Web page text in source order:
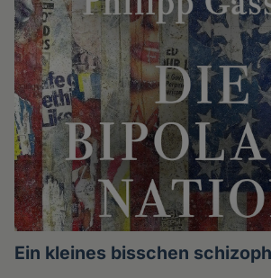
Ein kleines bisschen